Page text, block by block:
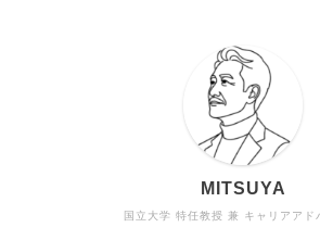
国立大学 特任教授 兼 キャリアアド
MITSUYA